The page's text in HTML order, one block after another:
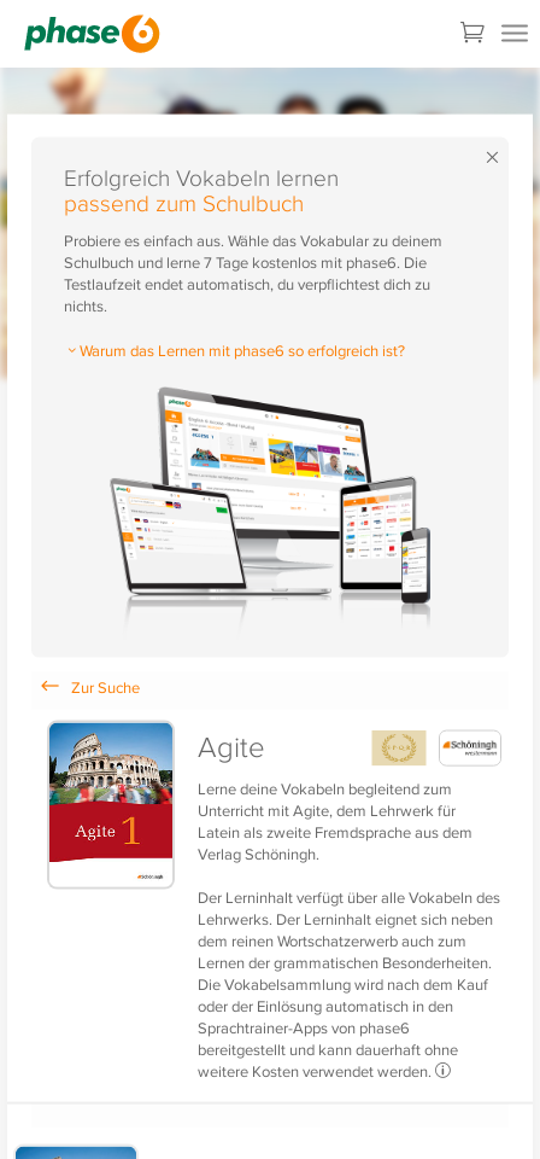
×
Erfolgreich Vokabeln lernen
passend zum Schulbuch
Probiere es einfach aus. Wähle das Vokabular zu deinem
Schulbuch und lerne 7 Tage kostenlos mit phase6. Die
Testlaufzeit endet automatisch, du verpflichtest dich zu
nichts.
Warum das Lernen mit phase6 so erfolgreich ist?
Agite
Lerne deine Vokabeln begleitend zum
Unterricht mit Agite, dem Lehrwerk für
Latein als zweite Fremdsprache aus dem
Verlag Schöningh.
Der Lerninhalt verfügt über alle Vokabeln des
Lehrwerks. Der Lerninhalt eignet sich neben
dem reinen Wortschatzerwerb auch zum
Lernen der grammatischen Besonderheiten.
Die Vokabelsammlung wird nach dem Kauf
oder der Einlösung automatisch in den
Sprachtrainer-Apps von phase6
bereitgestellt und kann dauerhaft ohne
weitere Kosten verwendet werden.